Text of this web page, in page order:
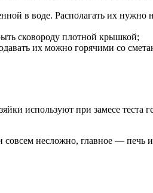
в воде. Располагать их нужно
сковороду плотной крышкой;
их можно горячими со
используют при замесе теста
несложно, главное — печь